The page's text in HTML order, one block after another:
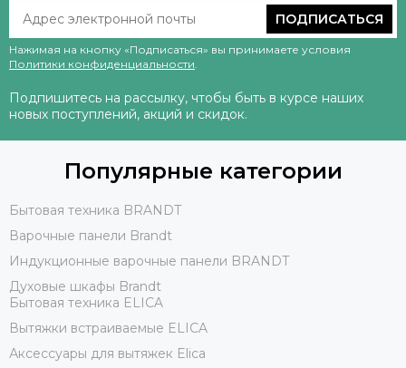
ПОДПИСАТЬСЯ
Нажимая на кнопку «Подписаться» вы принимаете условия
Политики конфиденциальности.
Подпишитесь на рассылку, чтобы быть в курсе наших
новых поступлений, акций и скидок.
Популярные категории
Бытовая техника BRANDT
Варочные панели Brandt
Индукционные варочные панели BRANDT
Духовые шкафы Brandt
Бытовая техника ELICA
Вытяжки встраиваемые ELICA
Аксессуары для вытяжек Elica